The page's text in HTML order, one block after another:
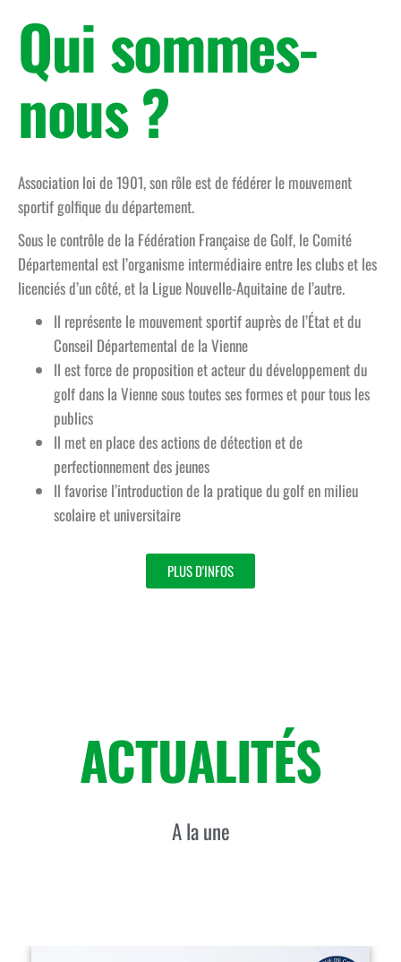
Qui sommes-
nous ?
Association loi de 1901, son rôle est de fédérer le mouvement
sportif golfique du département.
Sous le contrôle de la Fédération Française de Golf, le Comité
Départemental est l’organisme intermédiaire entre les clubs et les
licenciés d’un côté, et la Ligue Nouvelle-Aquitaine de l’autre.
Il représente le mouvement sportif auprès de l’État et du
Conseil Départemental de la Vienne
Il est force de proposition et acteur du développement du
golf dans la Vienne sous toutes ses formes et pour tous les
publics
Il met en place des actions de détection et de
perfectionnement des jeunes
Il favorise l’introduction de la pratique du golf en milieu
scolaire et universitaire
PLUS D'INFOS
ACTUALITÉS
A la une